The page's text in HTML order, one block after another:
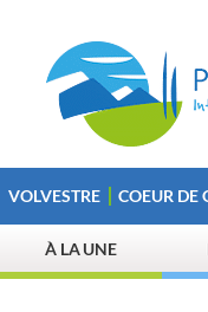
VOLVESTRE COEUR DE
À LA UNE